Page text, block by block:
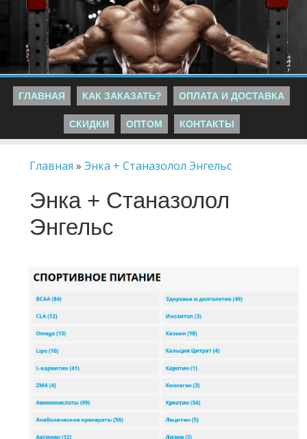
ГЛАВНАЯ КАК ЗАКАЗАТЬ? ОПЛАТА И ДОСТАВКА
СКИДКИ ОПТОМ КОНТАКТЫ
Главная »Энка + Станазолол Энгельс
Энка + Станазолол
Энгельс